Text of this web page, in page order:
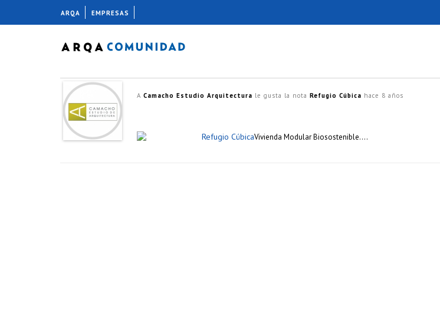
A Camacho Estudio Arquitectura le gusta la nota Refugio Cúbica hace 8 años
Refugio CúbicaVivienda Modular Biosostenible….
ARQA EMPRESAS